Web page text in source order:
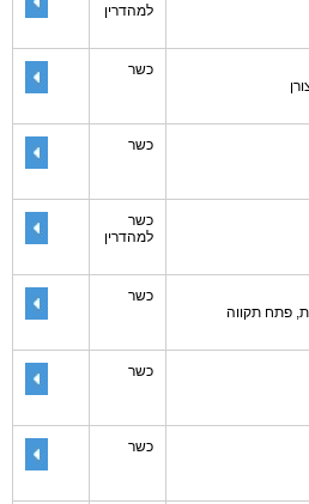
למהדרין
כשר
כשר
כשר
למהדרין
כשר
כשר
כשר